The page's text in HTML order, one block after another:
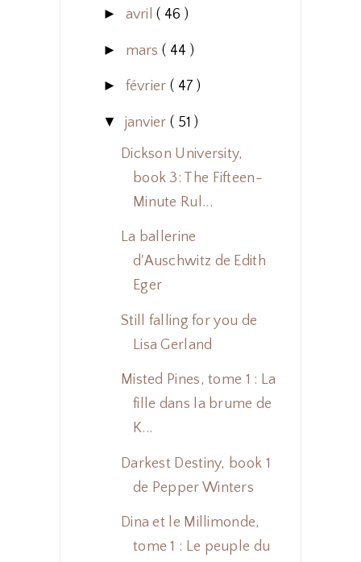
► avril( 46 )
► mars ( 44 )
► février ( 47 )
▼ janvier ( 51 )
Dickson University,
book 3: The Fifteen-
Minute Rul...
La ballerine
d'Auschwitz de Edith
Eger
Still falling for you de
Lisa Gerland
Misted Pines, tome 1 : La
fille dans la brume de
K...
Darkest Destiny, book 1
de Pepper Winters
Dina et le Millimonde,
tome 1 : Le peuple du